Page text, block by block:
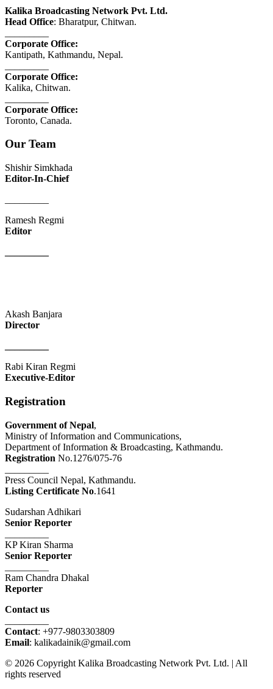
Kalika Broadcasting Network Pvt. Ltd.
Head Office: Bharatpur, Chitwan.
Corporate Office:
Kantipath, Kathmandu, Nepal.
Corporate Office:
Kalika, Chitwan.
Corporate Office:
Toronto, Canada.
Our Team
Shishir Simkhada
Editor-In-Chief
Ramesh Regmi
Editor
Akash Banjara
Director
Rabi Kiran Regmi
Executive-Editor
Registration
Government of Nepal,
Ministry of Information and Communications,
Department of Information & Broadcasting, Kathmandu.
Registration No.1276/075-76
Press Council Nepal, Kathmandu.
Listing Certificate No.1641
Sudarshan Adhikari
Senior Reporter
KP Kiran Sharma
Senior Reporter
Ram Chandra Dhakal
Reporter
Contact us
Contact: +977-9803303809
Email: kalikadainik@gmail.com
© 2026 Copyright Kalika Broadcasting Network Pvt. Ltd. | All
rights reserved